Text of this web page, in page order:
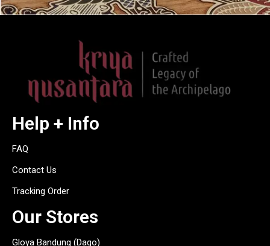
Help + Info
FAQ
Contact Us
Tracking Order
Our Stores
Gloya Bandung (Dago)